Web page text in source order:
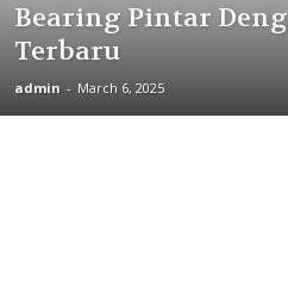
Bearing Pintar
Terbaru
admin - March 6, 2025